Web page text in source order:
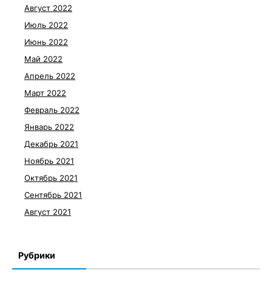
Август 2022
Июль 2022
Июнь 2022
Май 2022
Апрель 2022
Март 2022
Февраль 2022
Январь 2022
Декабрь 2021
Ноябрь 2021
Октябрь 2021
Сентябрь 2021
Август 2021
Рубрики